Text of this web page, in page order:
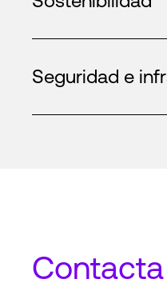
Seguridad e
Contacta